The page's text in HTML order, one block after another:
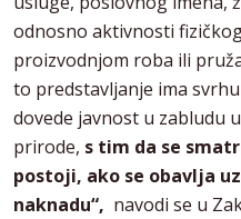
odnosno aktivnosti
proizvodnjom roba ili
to predstavljanje ima
dovede javnost u zabludu
prirode, s tim da se
postoji, ako se obavlja
naknadu“, navodi se u